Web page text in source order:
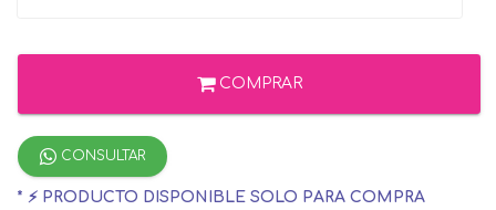
COMPRAR
CONSULTAR
* ⚡ PRODUCTO DISPONIBLE SOLO PARA COMPRA